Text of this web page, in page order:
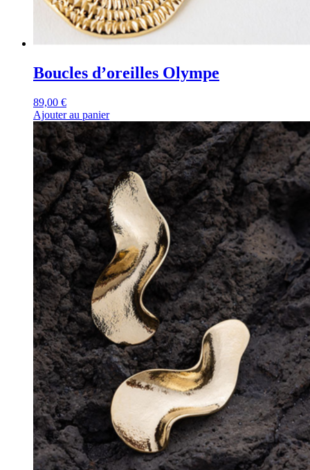
Boucles d’oreilles Olympe
89,00 €
Ajouter au panier